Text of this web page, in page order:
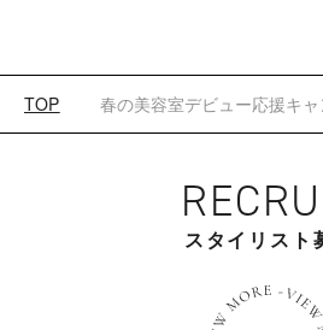
TOP 春の美容室デビュー応援キ
スタイリスト